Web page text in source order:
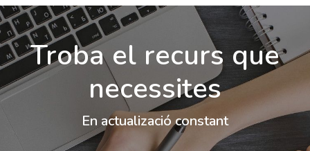
Troba el recurs que
necessites
En actualizació constant